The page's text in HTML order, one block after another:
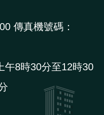
傳真機號碼：
8時30分至12時30